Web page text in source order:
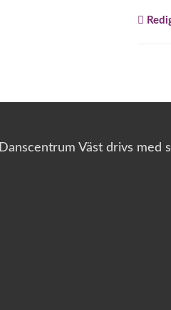
Danscentrum Väst drivs med